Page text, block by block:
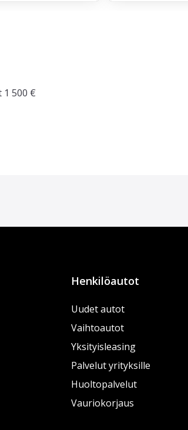
500 €
Henkilöautot
Uudet autot
Vaihtoautot
Yksityisleasing
Palvelut yrityksille
Huoltopalvelut
Vauriokorjaus